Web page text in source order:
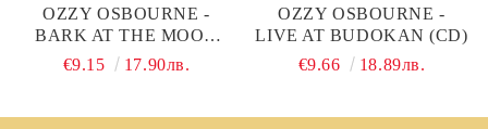
OZZY OSBOURNE -
BARK AT THE MOON
(CD)
€9.15 17.90лв.
OZZY OSBOURNE -
LIVE AT BUDOKAN (CD)
€9.66
18.89лв.